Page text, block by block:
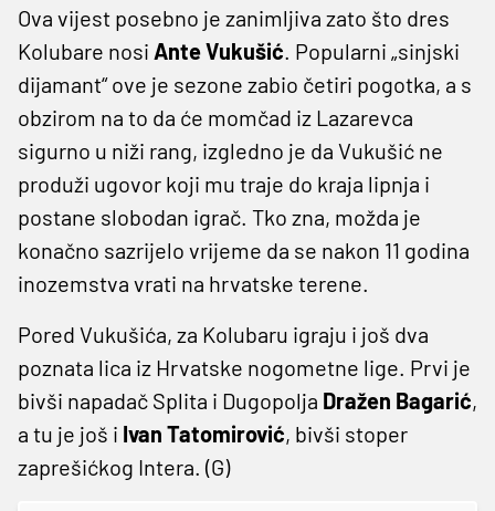
Ova vijest posebno je zanimljiva zato što dres
Kolubare nosi Ante Vukušić. Popularni „sinjski
dijamant“ ove je sezone zabio četiri pogotka, a s
obzirom na to da će momčad iz Lazarevca
sigurno u niži rang, izgledno je da Vukušić ne
produži ugovor koji mu traje do kraja lipnja i
postane slobodan igrač. Tko zna, možda je
konačno sazrijelo vrijeme da se nakon 11 godina
inozemstva vrati na hrvatske terene.
Pored Vukušića, za Kolubaru igraju i još dva
poznata lica iz Hrvatske nogometne lige. Prvi je
bivši napadač Splita i Dugopolja Dražen Bagarić,
a tu je još i Ivan Tatomirović, bivši stoper
zaprešićkog Intera. (G)